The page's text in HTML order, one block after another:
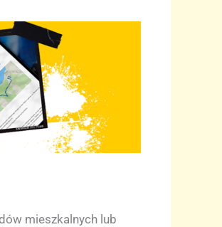
mieszkalnych lub